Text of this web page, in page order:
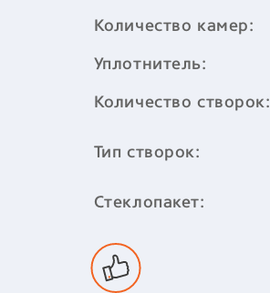
Количество камер:
Уплотнитель:
Количество створок:
Тип створок:
Стеклопакет: